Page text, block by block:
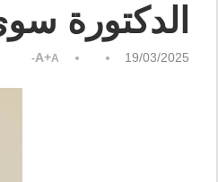
الدكتورة
19/03/2025
A+A-